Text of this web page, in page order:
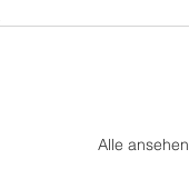
Alle ansehen